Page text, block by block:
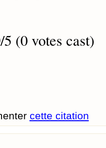
/5 (0 votes cast)
cette citation